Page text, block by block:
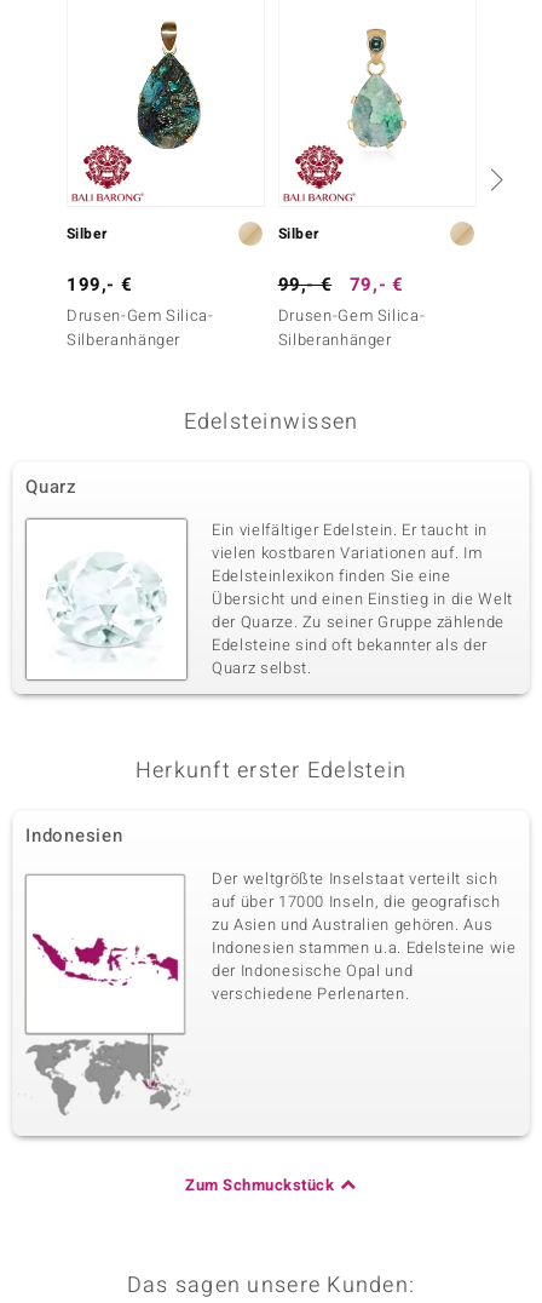
Silber
199,- €
Drusen-Gem Silica-
Silberanhänger
Silber
99,- € 79,- €
Drusen-Gem Silica-
Silberanhänger
Edelsteinwissen
Quarz
Ein vielfältiger Edelstein. Er taucht in
vielen kostbaren Variationen auf. Im
Edelsteinlexikon finden Sie eine
Übersicht und einen Einstieg in die Welt
der Quarze. Zu seiner Gruppe zählende
Edelsteine sind oft bekannter als der
Quarz selbst.
Herkunft erster Edelstein
Indonesien
Der weltgrößte Inselstaat verteilt sich
auf über 17000 Inseln, die geografisch
zu Asien und Australien gehören. Aus
Indonesien stammen u.a. Edelsteine wie
der Indonesische Opal und
verschiedene Perlenarten.
Zum Schmuckstück
Das sagen unsere Kunden: